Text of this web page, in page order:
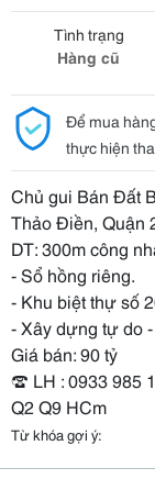
Tình trạng
Hàng cũ
Để mua
thực hiện
Chủ gui Bán Đất
Thảo Điền, Quận
DT: 300m công
- Sổ hồng riêng.
- Khu biệt thự số
- Xây dựng tự do
Giá bán: 90 tỷ
☎️ LH : 0933 985
Q2 Q9 HCm
Từ khóa gợi ý: